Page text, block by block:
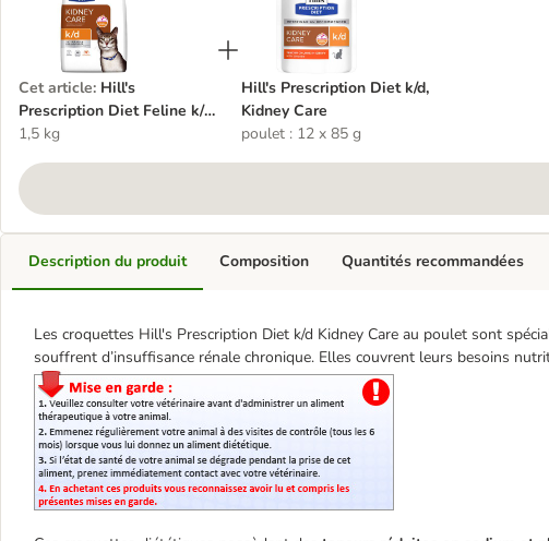
Cet article: Hill's
Prescription Diet Feline k/d
Kidney Care poulet
1,5 kg
Hill's Prescription Diet k/d,
Kidney Care
poulet : 12 x 85 g
Description du produit
Les croquettes Hill's Prescription Diet k/d Kidney Care au poulet sont
souffrent d’insuffisance rénale chronique. Elles couvrent leurs besoins
Composition Quantités recommandées